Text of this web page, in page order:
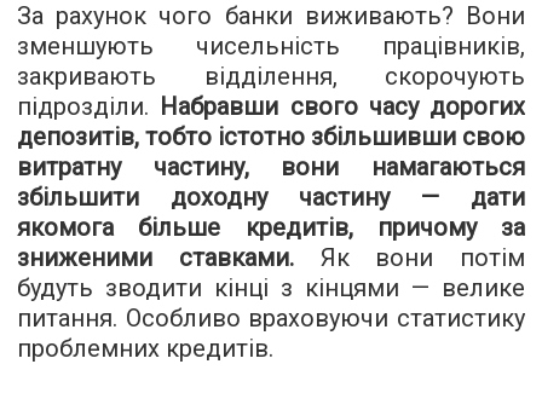
За рахунок чого банки виживають? Вони
зменшують чисельність працівників,
закривають відділення, скорочують
підрозділи. Набравши свого часу дорогих
депозитів, тобто істотно збільшивши свою
витратну частину, вони намагаються
збільшити доходну частину — дати
якомога більше кредитів, причому за
зниженими ставками.Як вони потім
будуть зводити кінці з кінцями — велике
питання. Особливо враховуючи статистику
проблемних кредитів.